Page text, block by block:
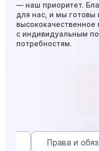
— наш приоритет.
для нас, и мы готовы
с индивидуальным
потребностям.
Права и